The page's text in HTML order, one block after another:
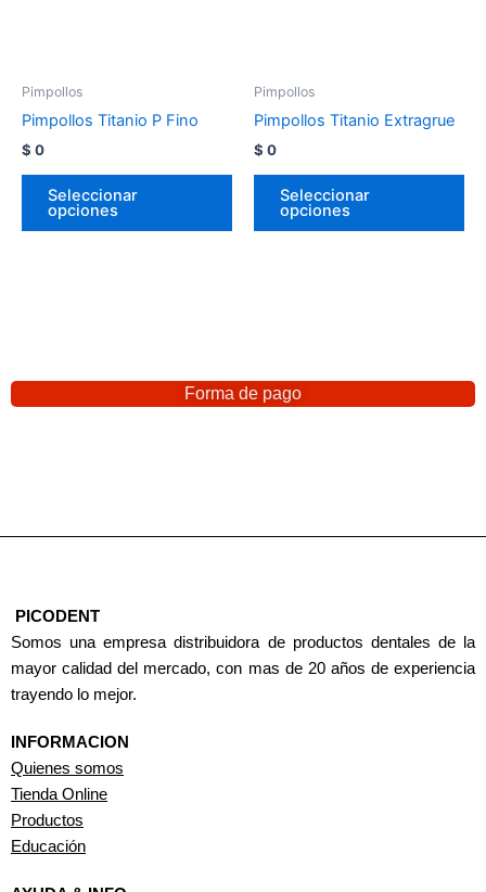
Pimpollos
Pimpollos Titanio P Fino
$ 0
Seleccionar
opciones
Pimpollos
Pimpollos Titanio Extragrue
$ 0
Seleccionar
opciones
Forma de pago
PICODENT
Somos una empresa distribuidora de productos dentales de la
mayor calidad del mercado, con mas de 20 años de experiencia
trayendo lo mejor.
INFORMACION
Quienes somos
Tienda Online
Productos
Educación